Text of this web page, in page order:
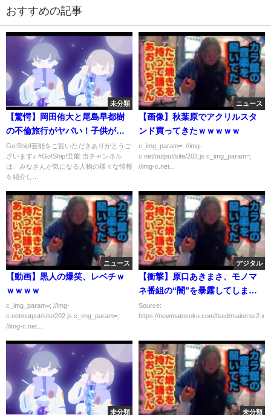
おすすめの記事
未分類
【驚愕】岡田侑大と尾島早都樹
の不倫旅行がヤバい！子供が産
まれたばかりのバスケ日本代表
選手の妻の正体が衝撃的すぎ
た！
Go!Ship!芸能をご覧いただきありがとうご
ざいます♪ #Go!Ship!芸能 当チャンネル
は、みなさんが気になる人物の様々な情報
を紹介し...
ニュース
【画像】秋葉原でアクリルスタ
ンド買ってきたｗｗｗｗｗ
c_img_param=; //img-
c.net/output/site/202.js c_img_param=;
//img-c.net...
ニュース
【動画】黒人の爆笑、レベチｗ
ｗｗｗｗ
c_img_param=; //img-
c.net/output/site/202.js c_img_param=;
//img-c.net...
デジタル
【衝撃】原口あきまさ、モノマ
ネ番組の“闇”を暴露してしま
う・・・・・
Source:
https://newmatosoku.com/feed/main/
未分類 未分類